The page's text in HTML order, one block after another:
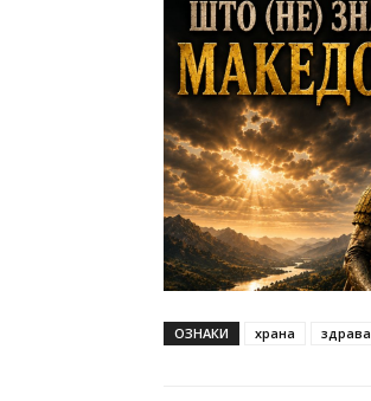
ОЗНАКИ храна здрава